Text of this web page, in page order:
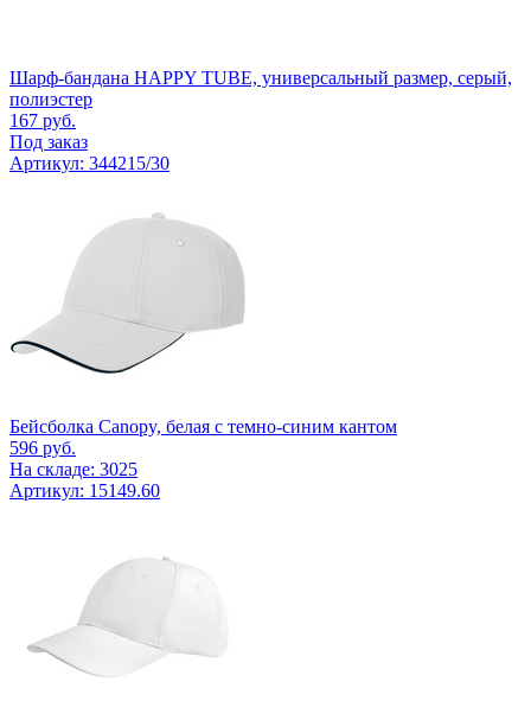
Шарф-бандана HAPPY TUBE, универсальный размер, серый,
полиэстер
167 руб.
Под заказ
Артикул: 344215/30
Бейсболка Canopy, белая с темно-синим кантом
596 руб.
На складе: 3025
Артикул: 15149.60